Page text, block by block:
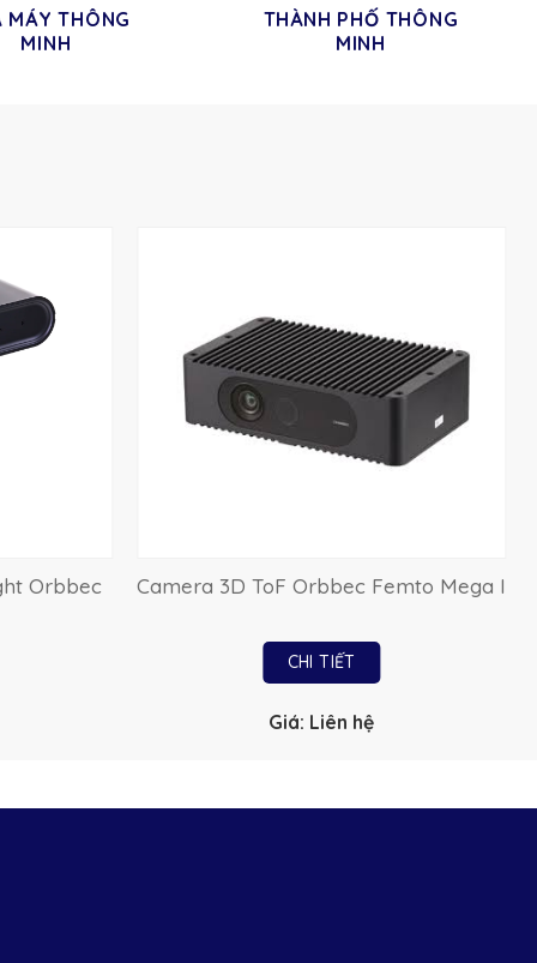
MÁY THÔNG
MINH
THÀNH PHỐ THÔNG
MINH
Orbbec
Camera 3D ToF Orbbec Femto Mega I
CHI TIẾT
Giá: Liên hệ